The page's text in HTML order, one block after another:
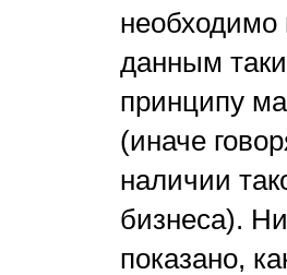
необходимо
данным
принципу
(иначе
наличии
бизнеса).
показано,